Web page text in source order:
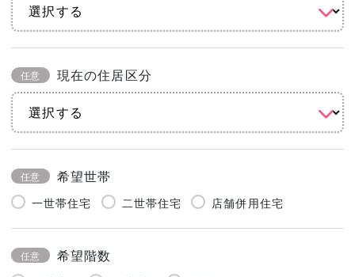
任意 現在の住居区分
任意 希望世帯
一世帯住宅 二世帯住宅 店舗併用住宅
任意 希望階数